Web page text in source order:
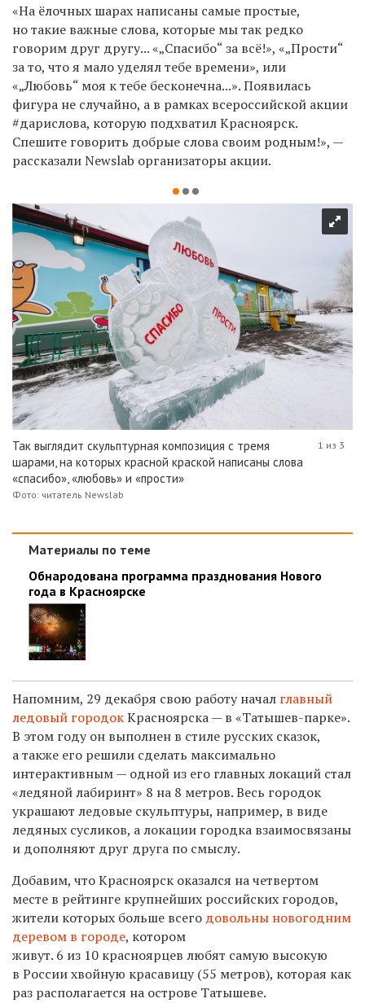
«На ёлочных шарах написаны самые простые,
но такие важные слова, которые мы так редко
говорим друг другу... «„Спасибо“ за всё!», «„Прости“
за то, что я мало уделял тебе времени», или
«„Любовь“ моя к тебе бесконечна...». Появилась
фигура не случайно, а в рамках всероссийской акции
#дарислова, которую подхватил Красноярск.
Спешите говорить добрые слова своим родным!», —
рассказали Newslab организаторы акции.
Так выглядит скульптурная композиция с тремя
шарами, на которых красной краской написаны слова
«спасибо», «любовь» и «прости»
Фото: читатель Newslab
1 из 3
Материалы по теме
Обнародована программа празднования Нового
года в Красноярске
Напомним, 29 декабря свою работу начал главный
ледовый городокКрасноярска — в «Татышев-парке».
В этом году он выполнен в стиле русских сказок,
а также его решили сделать максимально
интерактивным — одной из его главных локаций стал
«ледяной лабиринт» 8 на 8 метров. Весь городок
украшают ледовые скульптуры, например, в виде
ледяных сусликов, а локации городка взаимосвязаны
и дополняют друг друга по смыслу.
Добавим, что Красноярск оказался на четвертом
месте в рейтинге крупнейших российских городов,
жители которых больше всего довольны новогодним
деревом в городе, котором
живут. 6 из 10 красноярцев любят самую высокую
в России хвойную красавицу (55 метров), которая как
раз располагается на острове Татышеве.